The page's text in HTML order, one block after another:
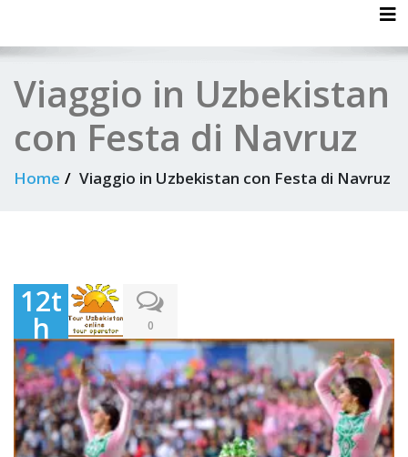
Viaggio in Uzbekistan
con Festa di Navruz
Home Viaggio in Uzbekistan con Festa di Navruz
12t
h
Ma
rch
202
5
0